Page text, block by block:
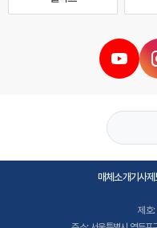
매체소개기사제
제호